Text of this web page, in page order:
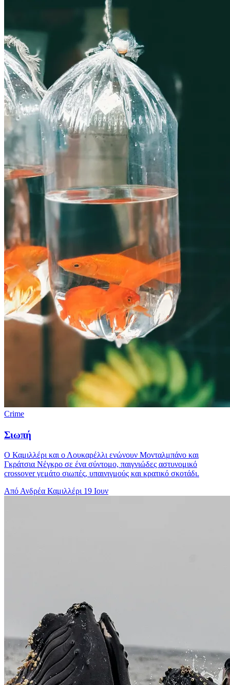
Crime
Σιωπή
Ο Καμιλλέρι και ο Λουκαρέλλι ενώνουν Μονταλμπάνο και
Γκράτσια Νέγκρο σε ένα σύντομο, παιγνιώδες αστυνομικό
crossover γεμάτο σιωπές, υπαινιγμούς και κρατικό σκοτάδι.
Από Ανδρέα Καμιλλέρι 19 Ιουν